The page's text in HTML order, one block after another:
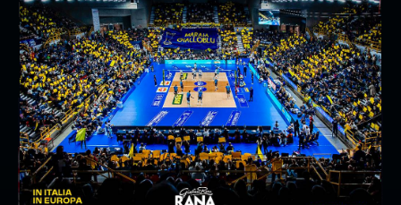
Il commento di Coach Soli dopo Rana
Verona-Valsa Group Modena